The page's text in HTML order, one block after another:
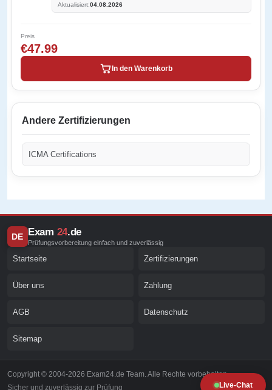
Live-Chat
Aktualisiert:04.08.2026
Preis
€47.99
In den Warenkorb
Andere Zertifizierungen
ICMA Certifications
DE Exam 24.de
Prüfungsvorbereitung einfach und zuverlässig
Startseite Zertifizierungen
Über uns Zahlung
AGB Datenschutz
Sitemap
Copyright © 2004-2026 Exam24.de Team. Alle Rechte vorbehalten.
Sicher und zuverlässig zur Prüfung